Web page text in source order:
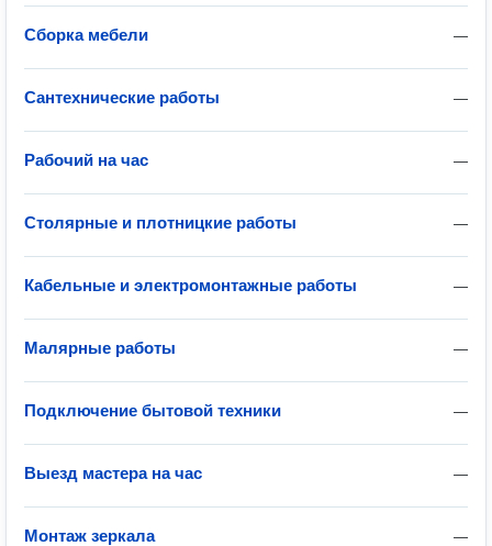
—
Сборка мебели
—
Сантехнические работы
—
Рабочий на час
—
Столярные и плотницкие работы
—
Кабельные и электромонтажные работы
—
Малярные работы
—
Подключение бытовой техники
—
Выезд мастера на час
—
Монтаж зеркала